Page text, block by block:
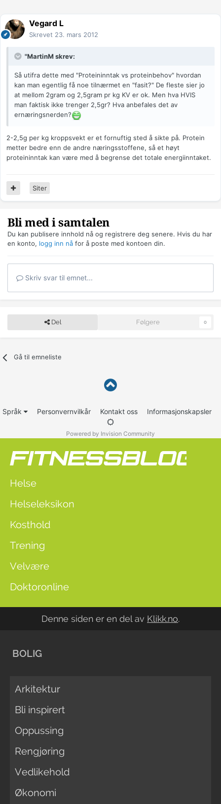
Vegard L
Skrevet 23. mars 2012
"MartinM skrev:
Så utifra dette med "Proteininntak vs proteinbehov" hvordan
kan man egentlig få noe tilnærmet en "fasit?" De fleste sier jo
at mellom 2gram og 2,5gram pr kg KV er ok. Men hva HVIS
man faktisk ikke trenger 2,5gr? Hva anbefales det av
ernæringsnerden?
2-2,5g per kg kroppsvekt er et fornuftig sted å sikte på. Protein
metter bedre enn de andre næringsstoffene, så et høyt
proteininntak kan være med å begrense det totale energiinntaket.
Siter
Bli med i samtalen
Du kan publisere innhold nå og registrere deg senere. Hvis du har
en konto, logg inn nå for å poste med kontoen din.
Skriv svar til emnet...
Del Følgere 0
Gå til emneliste
Språk Personvernvilkår Kontakt oss Informasjonskapsler
Powered by Invision Community
Helse
Helseleksikon
Kosthold
Trening
Velvære
Doktoronline
Denne siden er en del av Klikk.no.
BOLIG
Arkitektur
Bli inspirert
Oppussing
Rengjøring
Vedlikehold
Økonomi